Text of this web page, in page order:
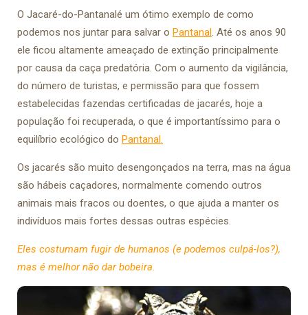
O Jacaré-do-Pantanalé um ótimo exemplo de como
podemos nos juntar para salvar o Pantanal. Até os anos 90
ele ficou altamente ameaçado de extinção principalmente
por causa da caça predatória. Com o aumento da vigilância,
do número de turistas, e permissão para que fossem
estabelecidas fazendas certificadas de jacarés, hoje a
população foi recuperada, o que é importantíssimo para o
equilíbrio ecológico do Pantanal.
Os jacarés são muito desengonçados na terra, mas na água
são hábeis caçadores, normalmente comendo outros
animais mais fracos ou doentes, o que ajuda a manter os
indivíduos mais fortes dessas outras espécies.
Eles costumam fugir de humanos (e podemos culpá-los?),
mas é melhor não dar bobeira.